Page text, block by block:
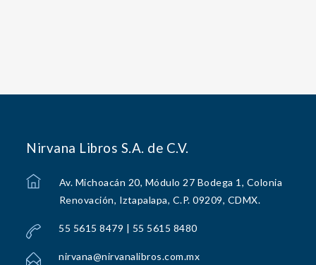
Nirvana Libros S.A. de C.V.
Av. Michoacán 20, Módulo 27 Bodega 1, Colonia
Renovación, Iztapalapa, C.P. 09209, CDMX.
55 5615 8479 | 55 5615 8480
nirvana@nirvanalibros.com.mx